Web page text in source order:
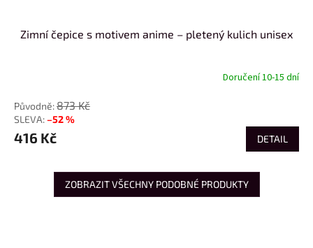
Zimní čepice s motivem anime – pletený kulich unisex
Doručení 10-15 dní
873 Kč
–52 %
416 Kč DETAIL
ZOBRAZIT VŠECHNY PODOBNÉ PRODUKTY